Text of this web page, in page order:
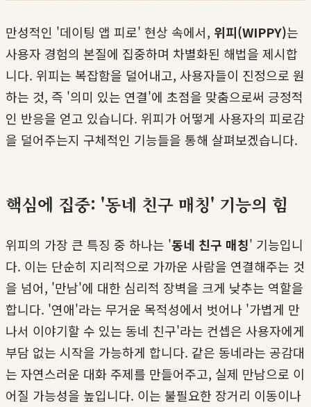
만성적인 '데이팅 앱 피로' 현상 속에서, 위피(WIPPY)는
사용자 경험의 본질에 집중하며 차별화된 해법을 제시합
니다. 위피는 복잡함을 덜어내고, 사용자들이 진정으로 원
하는 것, 즉 '의미 있는 연결'에 초점을 맞춤으로써 긍정적
인 반응을 얻고 있습니다. 위피가 어떻게 사용자의 피로감
을 덜어주는지 구체적인 기능들을 통해 살펴보겠습니다.
핵심에 집중: '동네 친구 매칭' 기능의 힘
위피의 가장 큰 특징 중 하나는 '동네 친구 매칭' 기능입니
다. 이는 단순히 지리적으로 가까운 사람을 연결해주는 것
을 넘어, '만남'에 대한 심리적 장벽을 크게 낮추는 역할을
합니다. '연애'라는 무거운 목적성에서 벗어나 '가볍게 만
나서 이야기할 수 있는 동네 친구'라는 컨셉은 사용자에게
부담 없는 시작을 가능하게 합니다. 같은 동네라는 공감대
는 자연스러운 대화 주제를 만들어주고, 실제 만남으로 이
어질 가능성을 높입니다. 이는 불필요한 장거리 이동이나